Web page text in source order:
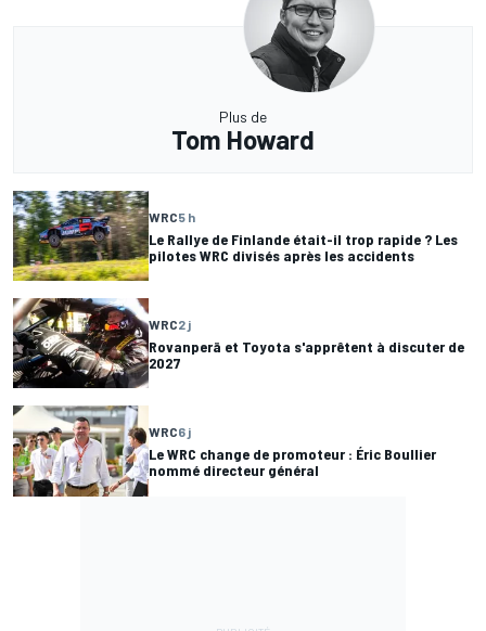
Plus de
Tom Howard
WRC5 h
Le Rallye de Finlande était-il trop rapide ? Les
pilotes WRC divisés après les accidents
WRC2 j
Rovanperä et Toyota s'apprêtent à discuter de
2027
WRC6 j
Le WRC change de promoteur : Éric Boullier
nommé directeur général